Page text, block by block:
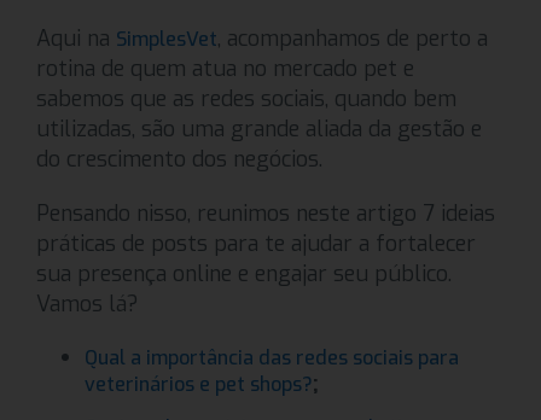
Aqui na SimplesVet, acompanhamos de perto a
rotina de quem atua no mercado pet e
sabemos que as redes sociais, quando bem
utilizadas, são uma grande aliada da gestão e
do crescimento dos negócios.
Pensando nisso, reunimos neste artigo 7 ideias
práticas de posts para te ajudar a fortalecer
sua presença online e engajar seu público.
Vamos lá?
Qual a importância das redes sociais para
veterinários e pet shops?;